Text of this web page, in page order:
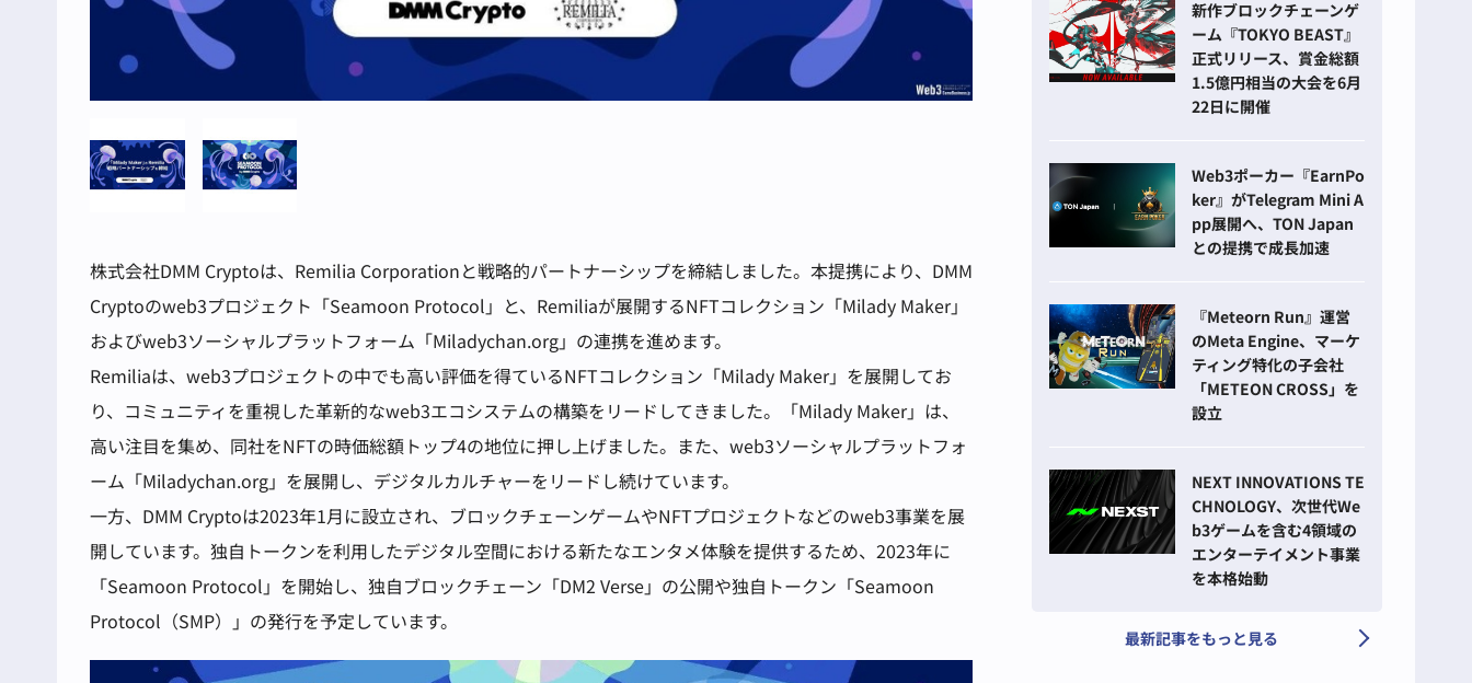
株式会社DMM Cryptoは、Remilia Corporationと戦略的パートナーシップを締結しました。本提携により、DMM
Cryptoのweb3プロジェクト「Seamoon Protocol」と、Remiliaが展開するNFTコレクション「Milady Maker」
およびweb3ソーシャルプラットフォーム「Miladychan.org」の連携を進めます。
Remiliaは、web3プロジェクトの中でも高い評価を得ているNFTコレクション「Milady Maker」を展開してお
り、コミュニティを重視した革新的なweb3エコシステムの構築をリードしてきました。「Milady Maker」は、
高い注目を集め、同社をNFTの時価総額トップ4の地位に押し上げました。また、web3ソーシャルプラットフォ
ーム「Miladychan.org」を展開し、デジタルカルチャーをリードし続けています。
一方、DMM Cryptoは2023年1月に設立され、ブロックチェーンゲームやNFTプロジェクトなどのweb3事業を展
開しています。独自トークンを利用したデジタル空間における新たなエンタメ体験を提供するため、2023年に
「Seamoon Protocol」を開始し、独自ブロックチェーン「DM2 Verse」の公開や独自トークン「Seamoon
Protocol（SMP）」の発行を予定しています。
新作ブロックチェーンゲ
ーム『TOKYO BEAST』
正式リリース、賞金総額
1.5億円相当の大会を6月
22日に開催
Web3ポーカー『EarnPo
ker』がTelegram Mini A
pp展開へ、TON Japan
との提携で成長加速
『Meteorn Run』運営
のMeta Engine、マーケ
ティング特化の子会社
「METEON CROSS」を
設立
NEXT INNOVATIONS TE
CHNOLOGY、次世代We
b3ゲームを含む4領域の
エンターテイメント事業
を本格始動
最新記事をもっと見る